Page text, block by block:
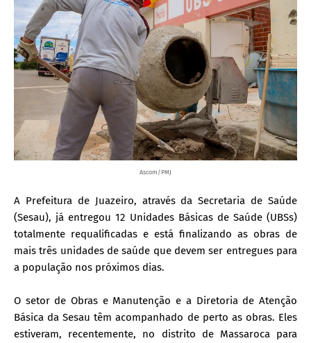
Ascom/PMJ
A Prefeitura de Juazeiro, através da Secretaria de Saúde
(Sesau), já entregou 12 Unidades Básicas de Saúde (UBSs)
totalmente requalificadas e está finalizando as obras de
mais três unidades de saúde que devem ser entregues para
a população nos próximos dias.
O setor de Obras e Manutenção e a Diretoria de Atenção
Básica da Sesau têm acompanhado de perto as obras. Eles
estiveram, recentemente, no distrito de Massaroca para